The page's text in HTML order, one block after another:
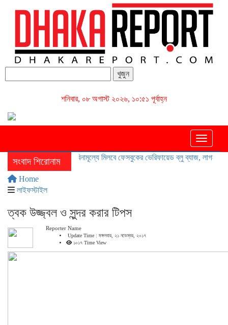
খুজুন
শনিবার, ০৮ অগাস্ট ২০২৬, ১০:৫১ পূর্বাহ্ন
Toggle
সংবাদ শিরোনামবিনামূল্যে মিলবে ফেসবুকের ভেরিফায়েড ব্লু ব্যাজ, লাগবে শুধু
Home
লাইফস্টাইল
ত্বক উজ্জ্বল ও সুন্দর করার টিপস
Reporter Name
Update Time : মঙ্গলবার, ২১ নভেম্বর, ২০১৭
১০১৭ Time View